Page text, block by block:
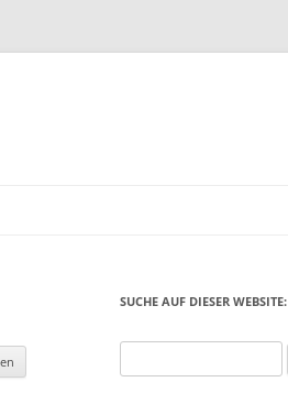
SUCHE AUF DIESER WEBSITE:
nach: